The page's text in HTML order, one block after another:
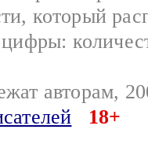
который
авторам,
18+